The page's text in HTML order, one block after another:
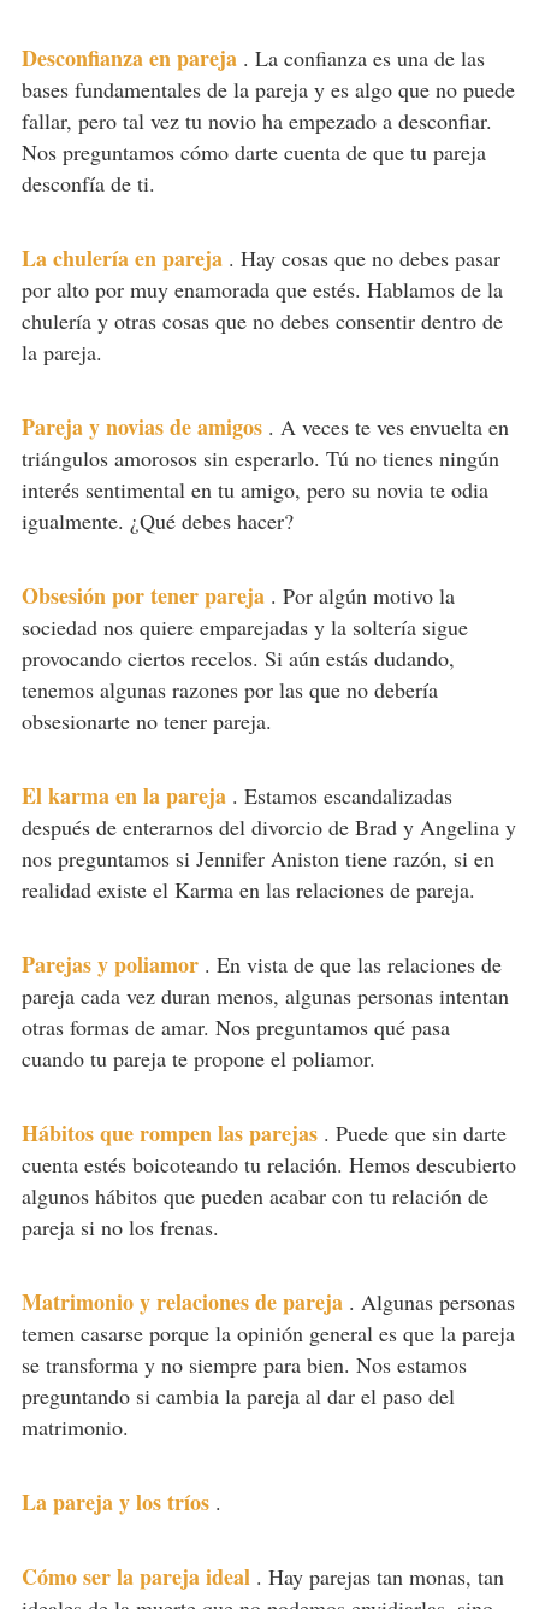
Desconfianza en pareja . La confianza es una de las
bases fundamentales de la pareja y es algo que no puede
fallar, pero tal vez tu novio ha empezado a desconfiar.
Nos preguntamos cómo darte cuenta de que tu pareja
desconfía de ti.
La chulería en pareja . Hay cosas que no debes pasar
por alto por muy enamorada que estés. Hablamos de la
chulería y otras cosas que no debes consentir dentro de
la pareja.
Pareja y novias de amigos . A veces te ves envuelta en
triángulos amorosos sin esperarlo. Tú no tienes ningún
interés sentimental en tu amigo, pero su novia te odia
igualmente. ¿Qué debes hacer?
Obsesión por tener pareja . Por algún motivo la
sociedad nos quiere emparejadas y la soltería sigue
provocando ciertos recelos. Si aún estás dudando,
tenemos algunas razones por las que no debería
obsesionarte no tener pareja.
El karma en la pareja . Estamos escandalizadas
después de enterarnos del divorcio de Brad y Angelina y
nos preguntamos si Jennifer Aniston tiene razón, si en
realidad existe el Karma en las relaciones de pareja.
Parejas y poliamor . En vista de que las relaciones de
pareja cada vez duran menos, algunas personas intentan
otras formas de amar. Nos preguntamos qué pasa
cuando tu pareja te propone el poliamor.
Hábitos que rompen las parejas . Puede que sin darte
cuenta estés boicoteando tu relación. Hemos descubierto
algunos hábitos que pueden acabar con tu relación de
pareja si no los frenas.
Matrimonio y relaciones de pareja . Algunas personas
temen casarse porque la opinión general es que la pareja
se transforma y no siempre para bien. Nos estamos
preguntando si cambia la pareja al dar el paso del
matrimonio.
La pareja y los tríos .
Cómo ser la pareja ideal . Hay parejas tan monas, tan